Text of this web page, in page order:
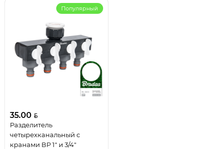
Популярный
35.00
Разделитель
четырехканальный с
кранами ВР 1" и 3/4"